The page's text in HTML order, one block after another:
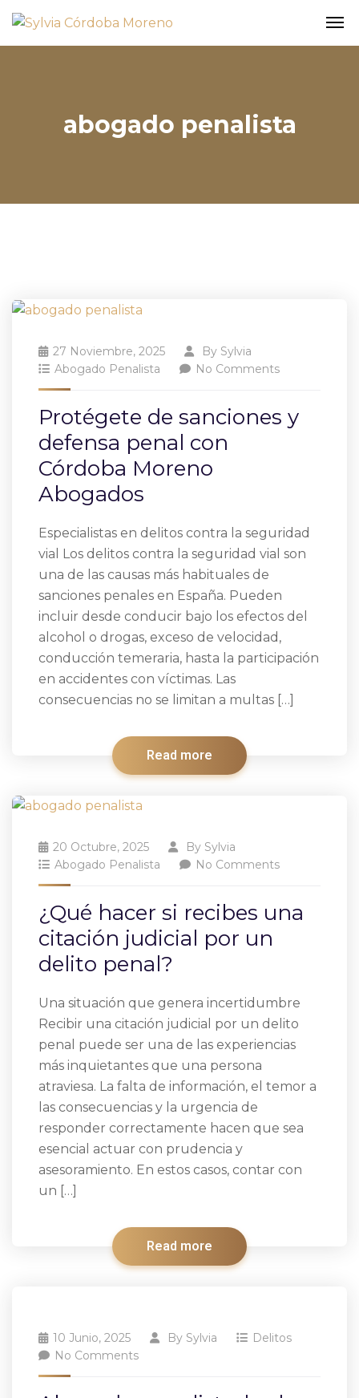
abogado penalista
27 Noviembre, 2025 By Sylvia
Abogado Penalista
No Comments
Protégete de sanciones y
defensa penal con
Córdoba Moreno
Abogados
Especialistas en delitos contra la seguridad
vial Los delitos contra la seguridad vial son
una de las causas más habituales de
sanciones penales en España. Pueden
incluir desde conducir bajo los efectos del
alcohol o drogas, exceso de velocidad,
conducción temeraria, hasta la participación
en accidentes con víctimas. Las
consecuencias no se limitan a multas […]
Read more
20 Octubre, 2025 By Sylvia
Abogado Penalista
No Comments
¿Qué hacer si recibes una
citación judicial por un
delito penal?
Una situación que genera incertidumbre
Recibir una citación judicial por un delito
penal puede ser una de las experiencias
más inquietantes que una persona
atraviesa. La falta de información, el temor a
las consecuencias y la urgencia de
responder correctamente hacen que sea
esencial actuar con prudencia y
asesoramiento. En estos casos, contar con
un […]
Read more
10 Junio, 2025 By Sylvia
Delitos
No Comments